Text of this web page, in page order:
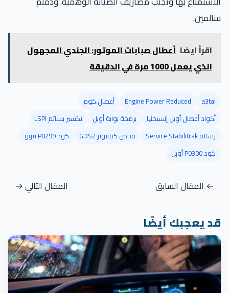
سالمين.
اقرأ ايضا أعطال صبابات الموتور: الجندي المجهول
الذي يعمل 1000 مرة في الدقيقة
a3tal
Engine Power Reduced
أعطال.كوم
أكواد أعطال أوبل إنسيجنيا
برمجة بوابة أوبل
تكسير بساتم LSPI
رسالة Service Stabilitrak
فحص كمبيوتر GDS2
كود P0299 تيربو
كود P0300 أوبل
← المقال السابق المقال التالي →
قد يعجبك أيضًا